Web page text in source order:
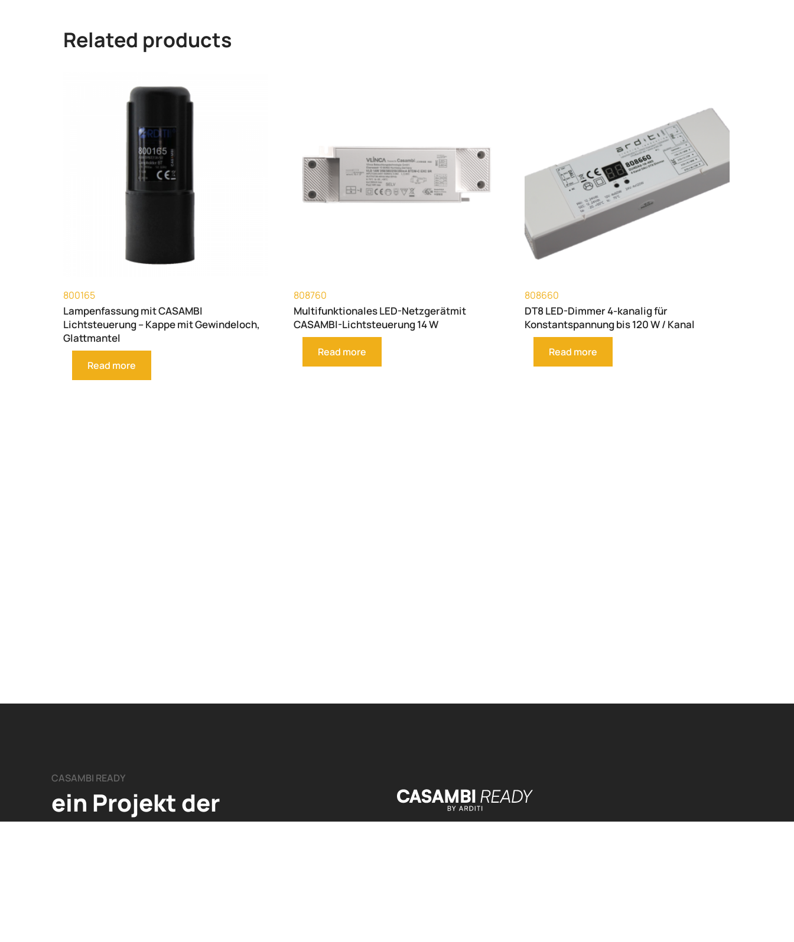
Related products
800165
Lampenfassung mit CASAMBI
Lichtsteuerung – Kappe mit Gewindeloch,
Glattmantel
Read more
808760
Multifunktionales LED-Netzgerätmit
CASAMBI-Lichtsteuerung 14 W
Read more
808660
DT8 LED-Dimmer 4-kanalig für
Konstantspannung bis 120 W / Kanal
Read more
CASAMBI READY
ein Projekt der